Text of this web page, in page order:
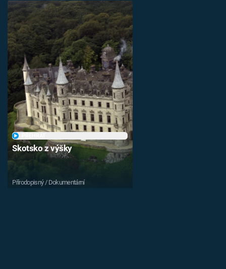
Skotsko z výšky
Přírodopisný / Dokumentární